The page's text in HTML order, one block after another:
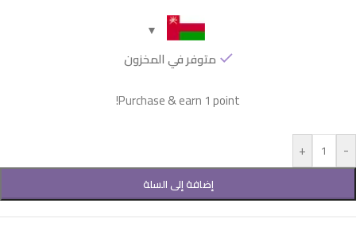
متوفر في المخزون
Purchase & earn 1 point!
-
+
إضافة إلى السلة